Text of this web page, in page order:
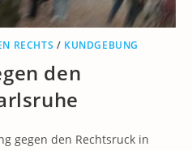
RECHTS / KUNDGEBUNG
den
gegen den Rechtsruck in